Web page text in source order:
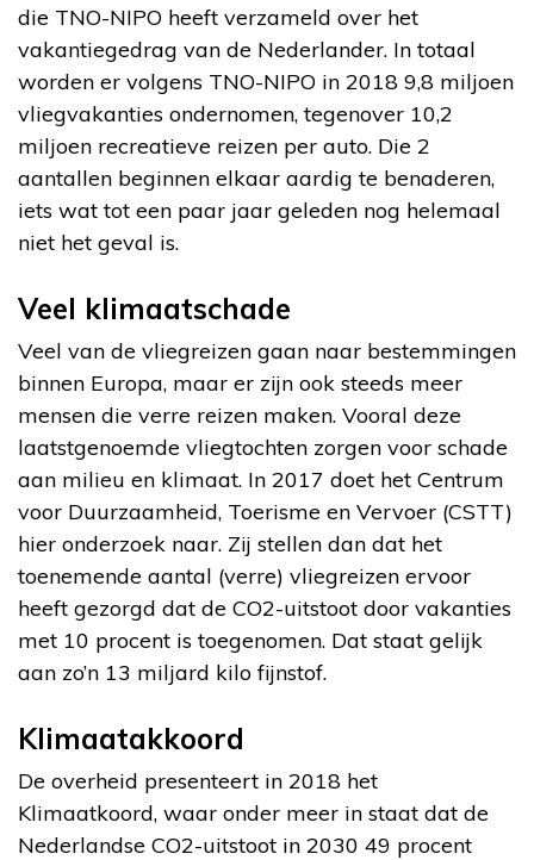
die TNO-NIPO heeft verzameld over het
vakantiegedrag van de Nederlander. In totaal
worden er volgens TNO-NIPO in 2018 9,8 miljoen
vliegvakanties ondernomen, tegenover 10,2
miljoen recreatieve reizen per auto. Die 2
aantallen beginnen elkaar aardig te benaderen,
iets wat tot een paar jaar geleden nog helemaal
niet het geval is.
Veel klimaatschade
Veel van de vliegreizen gaan naar bestemmingen
binnen Europa, maar er zijn ook steeds meer
mensen die verre reizen maken. Vooral deze
laatstgenoemde vliegtochten zorgen voor schade
aan milieu en klimaat. In 2017 doet het Centrum
voor Duurzaamheid, Toerisme en Vervoer (CSTT)
hier onderzoek naar. Zij stellen dan dat het
toenemende aantal (verre) vliegreizen ervoor
heeft gezorgd dat de CO2-uitstoot door vakanties
met 10 procent is toegenomen. Dat staat gelijk
aan zo’n 13 miljard kilo fijnstof.
Klimaatakkoord
De overheid presenteert in 2018 het
Klimaatkoord, waar onder meer in staat dat de
Nederlandse CO2-uitstoot in 2030 49 procent